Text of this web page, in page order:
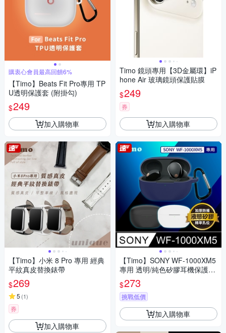
購衷心會員最高回饋6%
【Timo】Beats Fit Pro專用 TP
U透明保護套 (附掛勾)
$249
加入購物車
【Timo】小米 8 Pro 專用 經典
平紋真皮替換錶帶
$269
5 (1)
券
加入購物車
Timo 鏡頭專用【3D金屬環】iP
hone Air 玻璃鏡頭保護貼膜
$249
券
加入購物車
【Timo】SONY WF-1000XM5
專用 透明/純色矽膠耳機保護套
(附吊環)
$273
挑戰低價
加入購物車